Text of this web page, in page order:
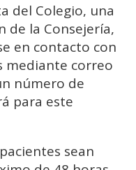
del Colegio, una
de la Consejería,
en contacto con
mediante correo
número de
para este
sean